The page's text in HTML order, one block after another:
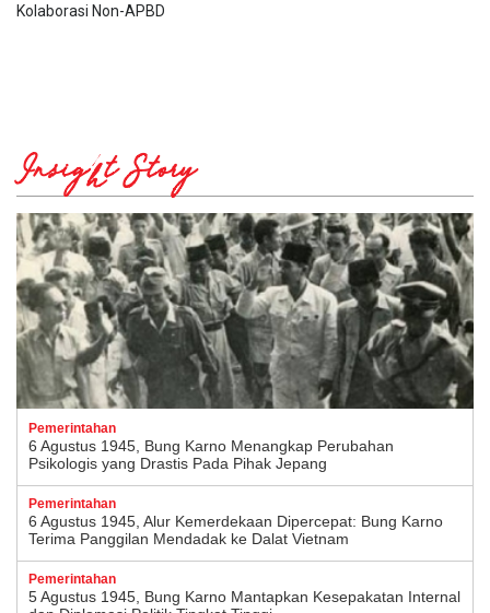
Kolaborasi Non-APBD
Insight Story
Pemerintahan
6 Agustus 1945, Bung Karno Menangkap Perubahan
Psikologis yang Drastis Pada Pihak Jepang
Pemerintahan
6 Agustus 1945, Alur Kemerdekaan Dipercepat: Bung Karno
Terima Panggilan Mendadak ke Dalat Vietnam
Pemerintahan
5 Agustus 1945, Bung Karno Mantapkan Kesepakatan Internal